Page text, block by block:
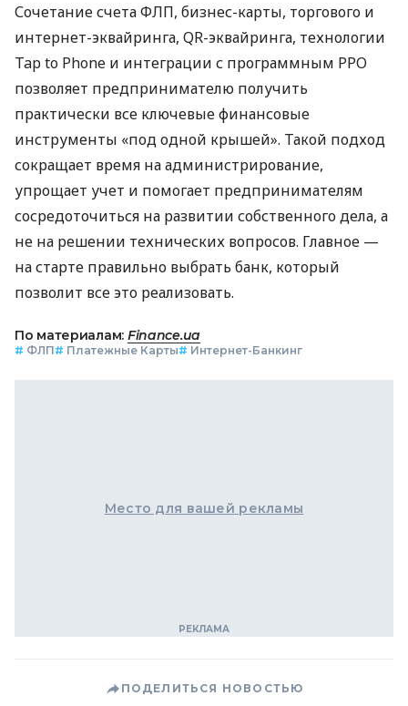
Сочетание счета ФЛП, бизнес-карты, торгового и
интернет-эквайринга, QR-эквайринга, технологии
Tap to Phone и интеграции с программным РРО
позволяет предпринимателю получить
практически все ключевые финансовые
инструменты «под одной крышей». Такой подход
сокращает время на администрирование,
упрощает учет и помогает предпринимателям
сосредоточиться на развитии собственного дела, а
не на решении технических вопросов. Главное —
на старте правильно выбрать банк, который
позволит все это реализовать.
По материалам: Finance.ua
# ФЛП# Платежные Карты# Интернет-Банкинг
Место для вашей рекламы
ПОДЕЛИТЬСЯ НОВОСТЬЮ